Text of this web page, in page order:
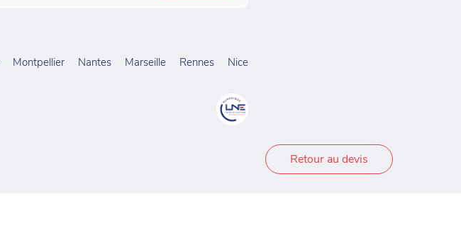
Retour au devis
Montpellier Nantes Marseille Rennes Nice